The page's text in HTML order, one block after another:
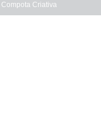
Compota Criativa